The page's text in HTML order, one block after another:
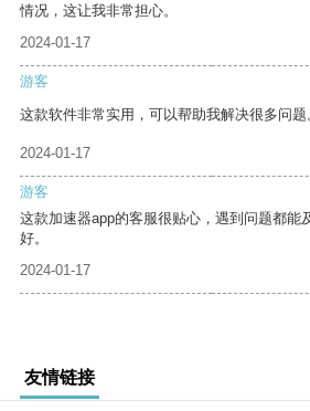
情况，这让我非常担心。
2024-01-17
游客
这款软件非常实用，可以帮助我解决很多问题
2024-01-17
游客
这款加速器app的客服很贴心，遇到问题都能
好。
2024-01-17
友情链接